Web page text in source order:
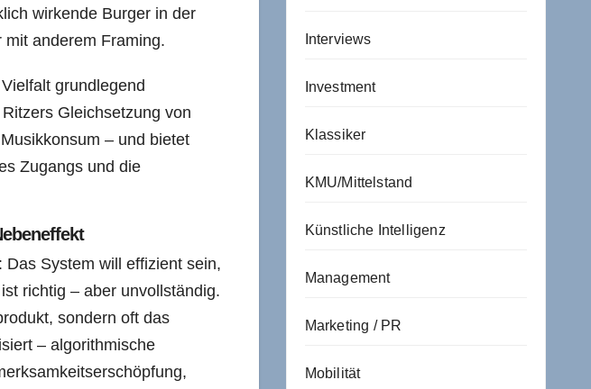
wirkende Burger in der
mit anderem Framing.
grundlegend
Gleichsetzung von
– und bietet
Zugangs und die
System will effizient sein,
richtig – aber unvollständig.
sondern oft das
– algorithmische
Interviews
Investment
Klassiker
KMU/Mittelstand
Künstliche Intelligenz
Management
Marketing / PR
Mobilität